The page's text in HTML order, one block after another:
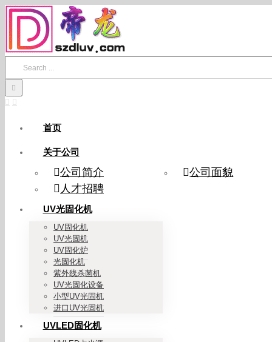
Skip
content
首页
关于公司
公司简介
公司面貌
人才招聘
UV光固化机
UV固化机
UV光固机
UV固化炉
光固化机
紫外线杀菌机
UV光固化设备
小型UV光固机
进口UV光固机
UVLED固化机